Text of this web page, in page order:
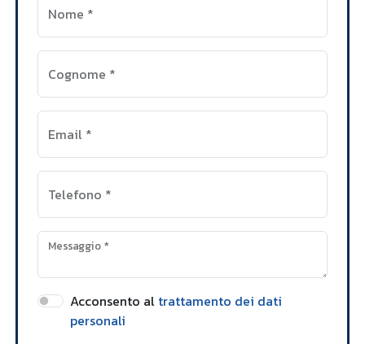
Nome *
Cognome *
Email *
Telefono *
Messaggio*
Acconsento al trattamento dei dati
personali